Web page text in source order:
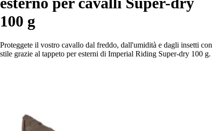
100 g
Proteggete il vostro cavallo dal freddo, dall'umidità e dagli insetti con
stile grazie al tappeto per esterni di Imperial Riding Super-dry 100 g.